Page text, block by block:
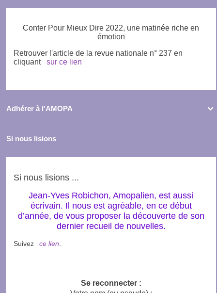
Conter Pour Mieux Dire 2022, une matinée riche en
émotion
Retrouver l'article de la revue nationale n° 237 en
cliquant
sur ce lien

Adhérer à l'AMOPA
Si nous lisions
Si nous lisions ...
Jean-Yves Robichon, Amopalien, est aussi
écrivain. Il nous est agréable, en ce début
d’année, de vous proposer la découverte de son
dernier recueil de nouvelles.
Suivez ce lien
Se reconnecter :